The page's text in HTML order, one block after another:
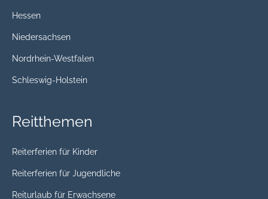
Hessen
Niedersachsen
Nordrhein-Westfalen
Schleswig-Holstein
Reitthemen
Reiterferien für Kinder
Reiterferien für Jugendliche
Reiturlaub für Erwachsene